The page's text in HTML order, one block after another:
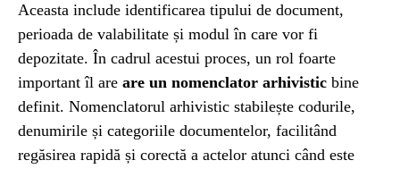
Aceasta include identificarea tipului de document,
perioada de valabilitate și modul în care vor fi
depozitate. În cadrul acestui proces, un rol foarte
important îl are are un nomenclator arhivistic bine
definit. Nomenclatorul arhivistic stabilește codurile,
denumirile și categoriile documentelor, facilitând
regăsirea rapidă și corectă a actelor atunci când este